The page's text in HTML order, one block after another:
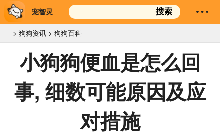
宠智灵 搜索
>狗狗资讯 >狗狗百科
小狗狗便血是怎么回
事, 细数可能原因及应
对措施